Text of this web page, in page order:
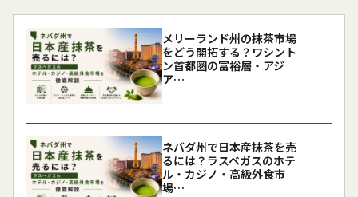
メリーランド州の抹茶市場
をどう開拓する？ワシント
ン首都圏の富裕層・アジ
ア…
ネバダ州で日本産抹茶を売
るには？ラスベガスのホテ
ル・カジノ・高級外食市
場…